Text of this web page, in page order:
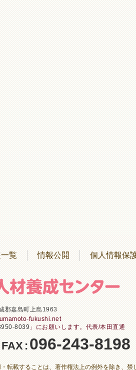
覧 情報公開 個人情報保
郡嘉島町上島1963
fukushi.net
8039 」にお願いします。代表/本田直通
FAX: 096-243-8198
転載することは、著作権法上の例外を除き、禁